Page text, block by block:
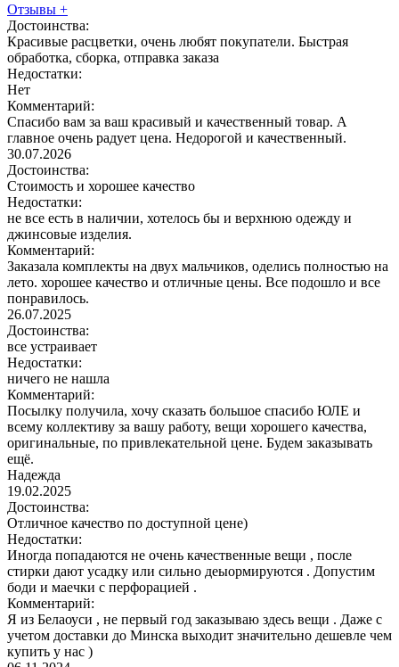
Отзывы +
Достоинства:
Красивые расцветки, очень любят покупатели. Быстрая
обработка, сборка, отправка заказа
Недостатки:
Нет
Комментарий:
Спасибо вам за ваш красивый и качественный товар. А
главное очень радует цена. Недорогой и качественный.
30.07.2026
Достоинства:
Стоимость и хорошее качество
Недостатки:
не все есть в наличии, хотелось бы и верхнюю одежду и
джинсовые изделия.
Комментарий:
Заказала комплекты на двух мальчиков, оделись полностью на
лето. хорошее качество и отличные цены. Все подошло и все
понравилось.
26.07.2025
Достоинства:
все устраивает
Недостатки:
ничего не нашла
Комментарий:
Посылку получила, хочу сказать большое спасибо ЮЛЕ и
всему коллективу за вашу работу, вещи хорошего качества,
оригинальные, по привлекательной цене. Будем заказывать
ещё.
Надежда
19.02.2025
Достоинства:
Отличное качество по доступной цене)
Недостатки:
Иногда попадаются не очень качественные вещи , после
стирки дают усадку или сильно деыормируются . Допустим
боди и маечки с перфорацией .
Комментарий:
Я из Белаоуси , не первый год заказываю здесь вещи . Даже с
учетом доставки до Минска выходит значительно дешевле чем
купить у нас )